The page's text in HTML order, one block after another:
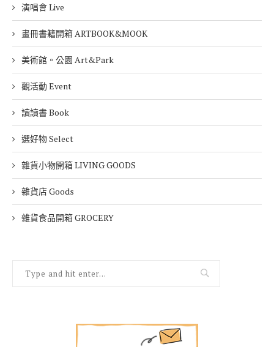
演唱會 Live
畫冊書籍開箱 ARTBOOK&MOOK
美術館。公園 Art&Park
觀活動 Event
讀讀書 Book
選好物 Select
雜貨小物開箱 LIVING GOODS
雜貨店 Goods
雜貨食品開箱 GROCERY